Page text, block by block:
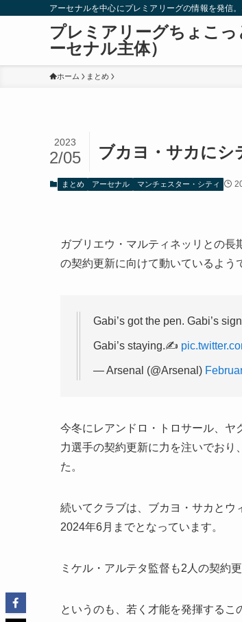
アーセナルを中心にプレミアリーグの情報を発信。
プレミアリーグちょこっ
ーセナル主体）
ホーム まとめ
ブカヨ・サカにシ
2023
2/05
まとめ アーセナル マンチェスター・シティ
ガブリエウ・マルティネッリとの
の契約更新に向けて動いているよう
Gabi’s got the pen. Gabi’s
Gabi’s staying.✍️
— Arsenal (@Arsenal)
今冬にレアンドロ・トロサール、ヤ
力選手の契約更新に力を注いでおり
た。
続いてクラブは、ブカヨ・サカとウ
2024年6月までとなっています。
ミケル・アルテタ監督も2人の契約
というのも、若く才能を発揮する